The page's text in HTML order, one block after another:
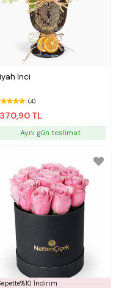
İnci
(4)
TL
Aynı gün teslimat
İndirim